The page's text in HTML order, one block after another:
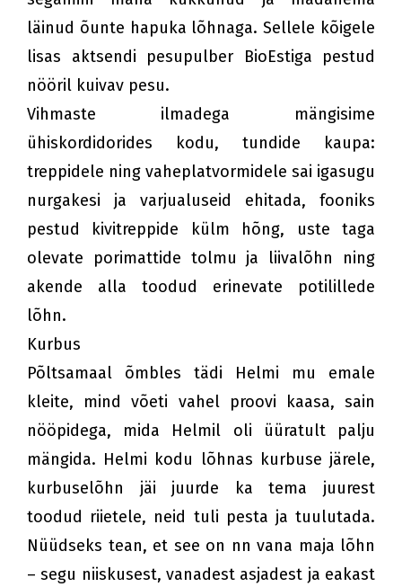
läinud õunte hapuka lõhnaga. Sellele kõigele
lisas aktsendi pesupulber BioEstiga pestud
nööril kuivav pesu.
Vihmaste ilmadega mängisime
ühiskordidorides kodu, tundide kaupa:
treppidele ning vaheplatvormidele sai igasugu
nurgakesi ja varjualuseid ehitada, fooniks
pestud kivitreppide külm hõng, uste taga
olevate porimattide tolmu ja liivalõhn ning
akende alla toodud erinevate potilillede
lõhn.
Kurbus
Põltsamaal õmbles tädi Helmi mu emale
kleite, mind võeti vahel proovi kaasa, sain
nööpidega, mida Helmil oli üüratult palju
mängida. Helmi kodu lõhnas kurbuse järele,
kurbuselõhn jäi juurde ka tema juurest
toodud riietele, neid tuli pesta ja tuulutada.
Nüüdseks tean, et see on nn vana maja lõhn
– segu niiskusest, vanadest asjadest ja eakast